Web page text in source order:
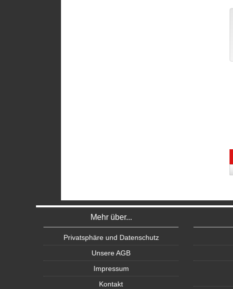
Mehr über...
Privatsphäre und Datenschutz
Unsere AGB
Impressum
Kontakt